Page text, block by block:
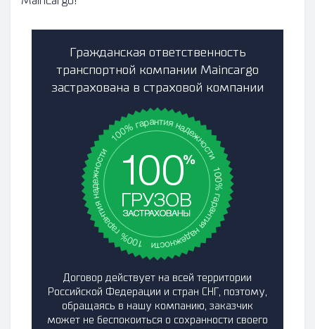
Гражданская ответственность
транспортной компании Maincargo
застрахована в страховой компании
Договор действует на всей территории
Российской Федерации и стран СНГ, поэтому,
обращаясь в нашу компанию, заказчик
может не беспокоиться о сохранности своего